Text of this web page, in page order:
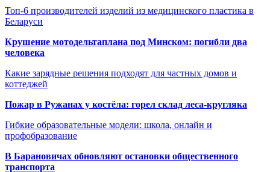
Топ-6 производителей изделий из медицинского пластика в
Беларуси
Крушение мотодельтаплана под Минском: погибли два
человека
Какие зарядные решения подходят для частных домов и
коттеджей
Пожар в Ружанах у костёла: горел склад леса-кругляка
Гибкие образовательные модели: школа, онлайн и
профобразование
В Барановичах обновляют остановки общественного
транспорта